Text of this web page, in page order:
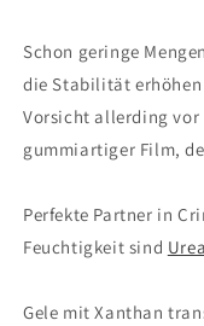
Schon geringe
die Stabilität erhöhen
Vorsicht allerding vor
gummiartiger Film,
Perfekte Partner in
Feuchtigkeit sind Urea
Gele mit Xanthan